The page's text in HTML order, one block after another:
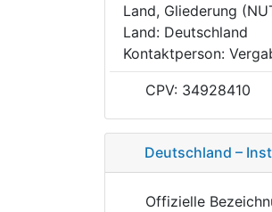
Land, Gliederung
Land: Deutschland
Kontaktperson:
CPV: 34928410
Deutschland –
Offizielle